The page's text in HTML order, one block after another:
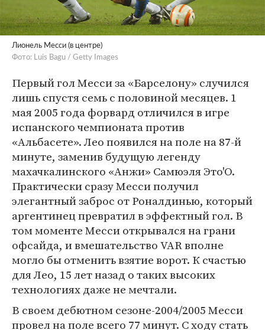
Лионель Месси (в центре)
Фото: Luis Bagu / Getty Images
Первый гол Месси за «Барселону» случился
лишь спустя семь с половиной месяцев. 1
мая 2005 года форвард отличился в игре
испанского чемпионата против
«Альбасете». Лео появился на поле на 87-й
минуте, заменив будущую легенду
махачкалинского «Анжи» Самюэля Это'О.
Практически сразу Месси получил
элегантный заброс от Роналдинью, который
аргентинец превратил в эффектный гол. В
том моменте Месси открывался на грани
офсайда, и вмешательство VAR вполне
могло бы отменить взятие ворот. К счастью
для Лео, 15 лет назад о таких высоких
технологиях даже не мечтали.
В своем дебютном сезоне-2004/2005 Месси
провел на поле всего 77 минут. С ходу стать